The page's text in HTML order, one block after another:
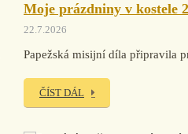
Moje prázdniny v kostele
22.7.2026
Papežská misijní díla připravila
ČÍST DÁL